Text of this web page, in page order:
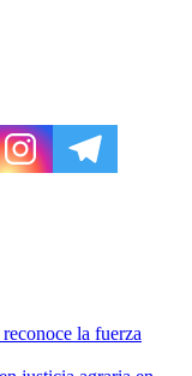
la fuerza